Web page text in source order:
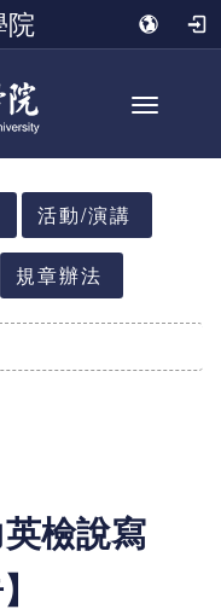
院
Toggle
活動/演講
規章辦法
檢說寫